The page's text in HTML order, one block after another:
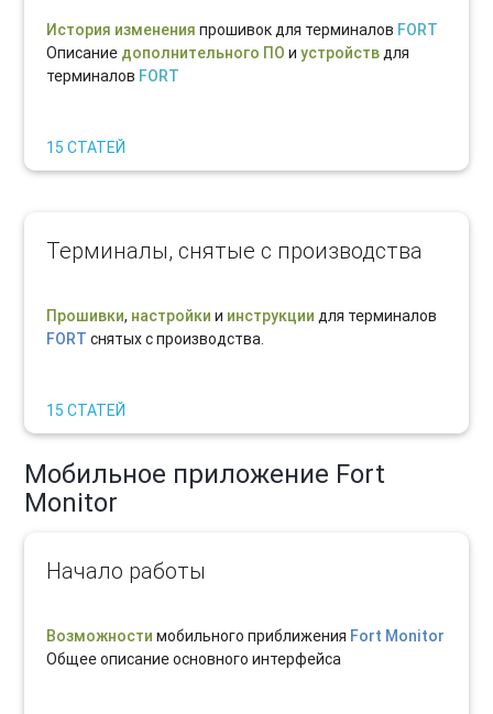
История изменения прошивок для терминалов FORT
Описание дополнительного ПО и устройствдля
терминалов FORT
15 СТАТЕЙ
Терминалы, снятые с производства
Прошивки, настройкии инструкции для терминалов
FORT снятых с производства.
15 СТАТЕЙ
Мобильное приложение Fort
Monitor
Начало работы
Возможностимобильного приближения Fort Monitor
Общее описание основного интерфейса